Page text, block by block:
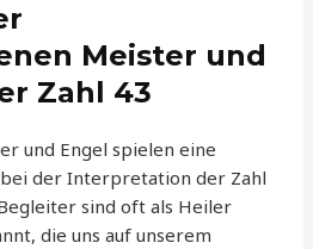
Meister und
Zahl 43
und Engel spielen eine
der Interpretation der Zahl
sind oft als Heiler
die uns auf unserem